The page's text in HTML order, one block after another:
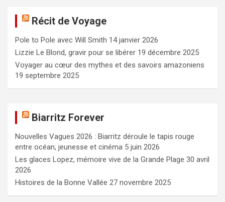
c
h
e
r
Récit de Voyage
Pole to Pole avec Will Smith 14 janvier 2026
Lizzie Le Blond, gravir pour se libérer 19 décembre 2025
Voyager au cœur des mythes et des savoirs amazoniens
19 septembre 2025
Biarritz Forever
Nouvelles Vagues 2026 : Biarritz déroule le tapis rouge
entre océan, jeunesse et cinéma 5 juin 2026
Les glaces Lopez, mémoire vive de la Grande Plage 30 avril
2026
Histoires de la Bonne Vallée 27 novembre 2025